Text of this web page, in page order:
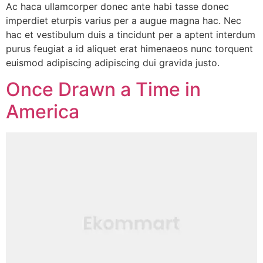
Ac haca ullamcorper donec ante habi tasse donec
imperdiet eturpis varius per a augue magna hac. Nec
hac et vestibulum duis a tincidunt per a aptent interdum
purus feugiat a id aliquet erat himenaeos nunc torquent
euismod adipiscing adipiscing dui gravida justo.
Once Drawn a Time in
America